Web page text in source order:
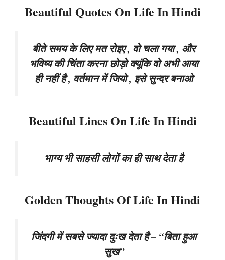
Beautiful Quotes On Life In Hindi
बीते समय के लिए मत रोइए , वो चला गया , और
भविष्य की चिंता करना छोड़ो क्यूंकि वो अभी आया
ही नहीं है , वर्तमान में जियो , इसे सुन्दर बनाओ
Beautiful Lines On Life In Hindi
भाग्य भी साहसी लोगों का ही साथ देता है
Golden Thoughts Of Life In Hindi
जिंदगी में सबसे ज्यादा दुःख देता है – “बिता हुआ
सुख”